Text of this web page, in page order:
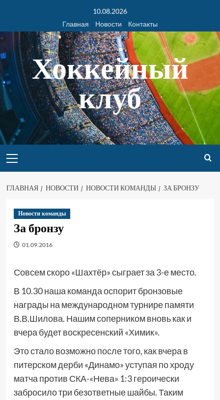
10.08.2026
Главная
Новости Контакты
Хоккейный
клуб
ГЛАВНАЯ НОВОСТИ НОВОСТИ КОМАНДЫ ЗА БРОНЗУ
Новости команды
За бронзу
01.09.2016
Совсем скоро «Шахтёр» сыграет за 3-е место.
В 10.30 наша команда оспорит бронзовые
награды на международном турнире памяти
В.В.Шилова. Нашим соперником вновь как и
вчера будет воскресенский «Химик».
Это стало возможно после того, как вчера в
питерском дерби «Динамо» уступая по хроду
матча против СКА-«Нева» 1:3 героически
забросило три безответные шайбы. Таким